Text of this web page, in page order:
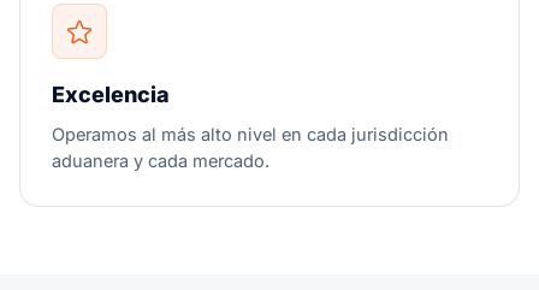
Excelencia
Operamos al más alto nivel en cada jurisdicción
aduanera y cada mercado.